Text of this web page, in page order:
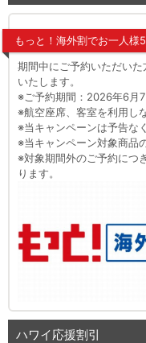
もっと！海外割でお一人様
期間中にご予約いただい
いたします。
※ご予約期間：2026年6月
※航空座席、客室を利用し
※当キャンペーンは予告な
※当キャンペーン対象商品
※対象期間外のご予約につ
ります。
ハワイ応援割引